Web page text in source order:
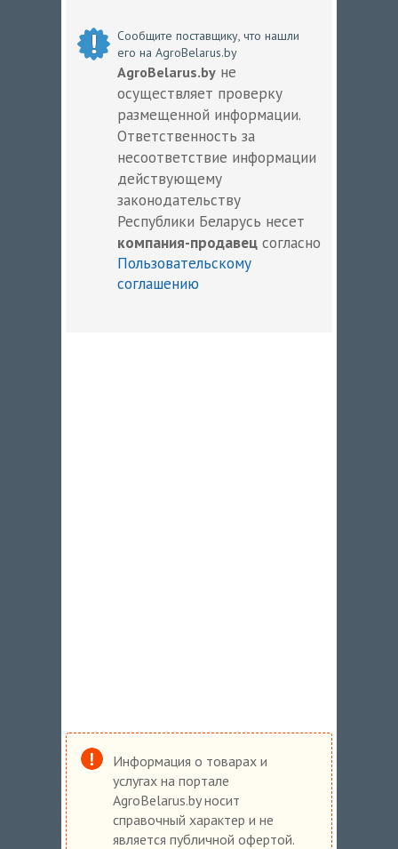
Сообщите поставщику, что нашли
его на AgroBelarus.by
AgroBelarus.by не
осуществляет проверку
размещенной информации.
Ответственность за
несоответствие информации
действующему
законодательству
Республики Беларусь несет
компания-продавец согласно
Пользовательскому
соглашению
Информация о товарах и
услугах на портале
AgroBelarus.by носит
справочный характер и не
является публичной офертой.